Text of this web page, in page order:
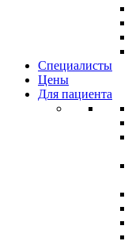
Специалисты
Цены
Для пациента